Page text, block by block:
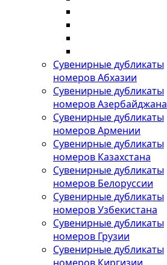
Сувенирные дубликаты
номеров Абхазии
Сувенирные дубликаты
номеров Азербайджана
Сувенирные дубликаты
номеров Армении
Сувенирные дубликаты
номеров Казахстана
Сувенирные дубликаты
номеров Белоруссии
Сувенирные дубликаты
номеров Узбекистана
Сувенирные дубликаты
номеров Грузии
Сувенирные дубликаты